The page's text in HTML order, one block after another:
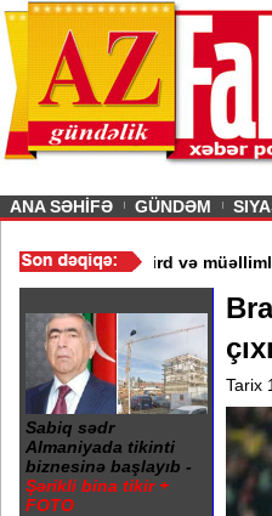
ANA SƏHİFƏ GÜNDƏM
3 məktəb bağlandı - Şagird və
Sabiq sədr
Almaniyada tikinti
biznesinə başlayıb -
Şərikli bina tikir +
FOTO
Tarix